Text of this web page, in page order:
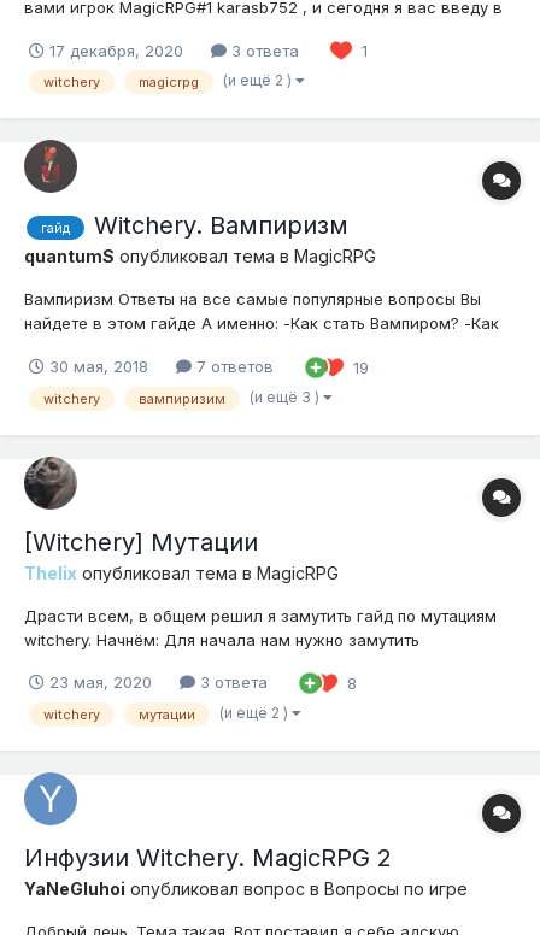
вами игрок MagicRPG#1 karasb752 , и сегодня я вас введу в
Ведьмовство: Ведьмины Зелья (ID 5290) 2. Котёл (не путайте с
котелком) 3. Алтарь 4. Бутылки 5. Ведро...
17 декабря, 2020 3 ответа 1
witchery magicrpg (и ещё 2 )
гайд Witchery. Вампиризм
quantumS опубликовал тема в MagicRPG
Вампиризм Ответы на все самые популярные вопросы Вы
найдете в этом гайде А именно: -Как стать Вампиром? -Как
избавиться от Вампиризма? -Как сделать броню Вампира?
Доброго времени суток Уважаемый игр...
30 мая, 2018 7 ответов 19
witchery вампиризим (и ещё 3 )
[Witchery] Мутации
Thelix опубликовал тема в MagicRPG
Драсти всем, в общем решил я замутить гайд по мутациям
witchery. Начнём: Для начала нам нужно замутить
суком по центру мутации(Например сундук) Так же для
удобного поиска нужной мутации можно использовать Ctrl+G
23 мая, 2020 3 ответа 8
witchery мутации (и ещё 2 )
Инфузии Witchery. MagicRPG 2
YaNeGluhoi опубликовал вопрос в Вопросы по игре